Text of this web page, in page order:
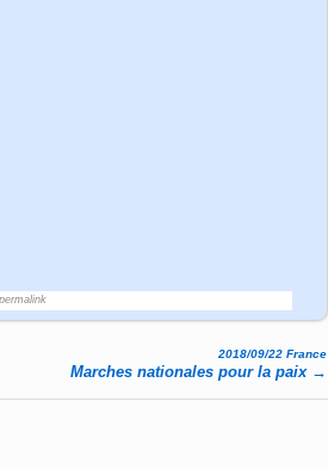
permalink
2018/09/22 France
Marches nationales pour la paix →